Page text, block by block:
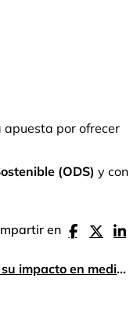
apuesta por ofrecer
(ODS) y con
en
Fundación Manantial refuerza su impacto en medios de comunicación y redes sociales durante abril de 2025